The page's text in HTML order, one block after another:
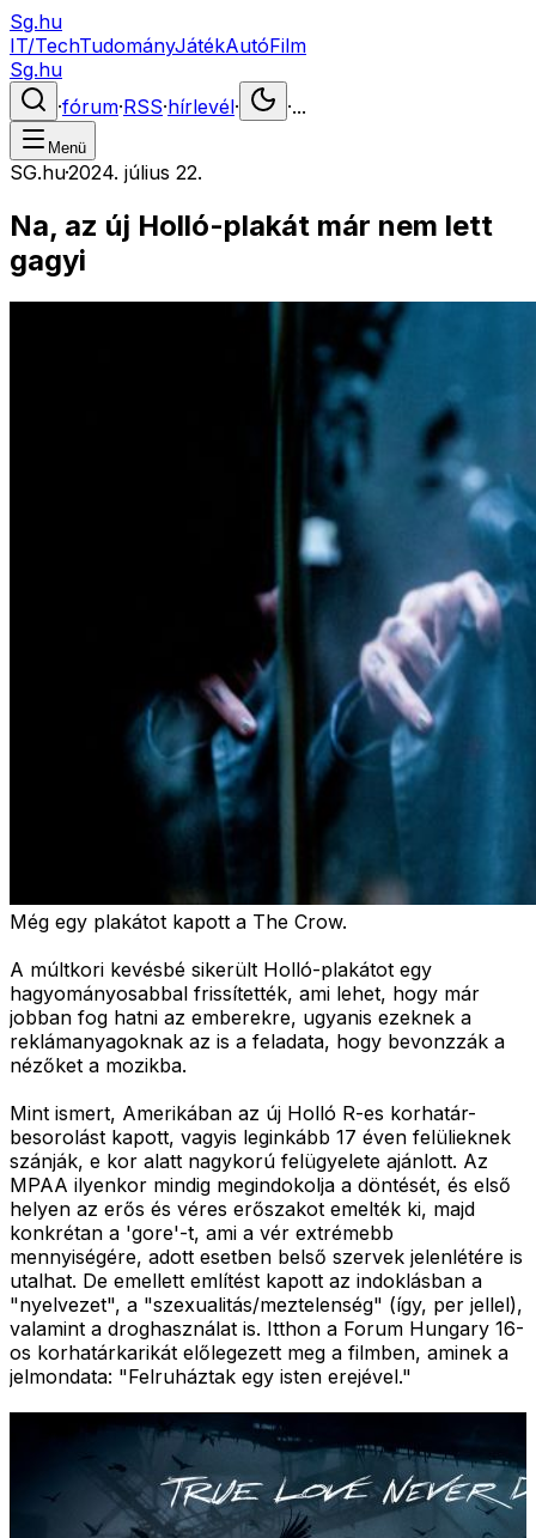
Sg.hu
IT/TechTudományJátékAutóFilm
Sg.hu
·fórum·RSS·hírlevél· ·...
Menü
SG.hu·2024. július 22.
Na, az új Holló-plakát már nem lett
gagyi
Még egy plakátot kapott a The Crow.
A múltkori kevésbé sikerült Holló-plakátot egy
hagyományosabbal frissítették, ami lehet, hogy már
jobban fog hatni az emberekre, ugyanis ezeknek a
reklámanyagoknak az is a feladata, hogy bevonzzák a
nézőket a mozikba.
Mint ismert, Amerikában az új Holló R-es korhatár-
besorolást kapott, vagyis leginkább 17 éven felülieknek
szánják, e kor alatt nagykorú felügyelete ajánlott. Az
MPAA ilyenkor mindig megindokolja a döntését, és első
helyen az erős és véres erőszakot emelték ki, majd
konkrétan a 'gore'-t, ami a vér extrémebb
mennyiségére, adott esetben belső szervek jelenlétére is
utalhat. De emellett említést kapott az indoklásban a
"nyelvezet", a "szexualitás/meztelenség" (így, per jellel),
valamint a droghasználat is. Itthon a Forum Hungary 16-
os korhatárkarikát előlegezett meg a filmben, aminek a
jelmondata: "Felruháztak egy isten erejével."